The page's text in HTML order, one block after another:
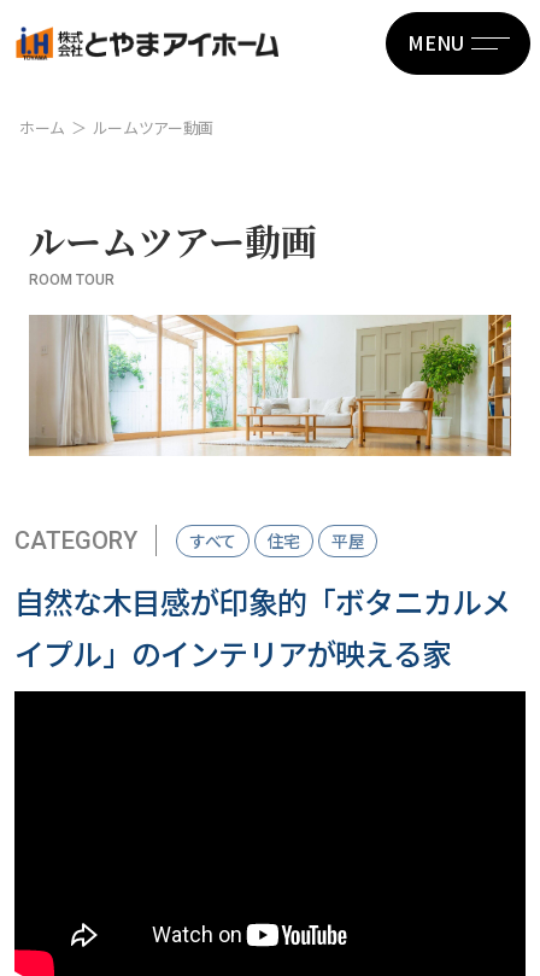
MENU
ホーム ルームツアー動画
ルームツアー動画
ROOM TOUR
CATEGORY すべて 住宅 平屋
自然な木目感が印象的「ボタニカルメ
イプル」のインテリアが映える家